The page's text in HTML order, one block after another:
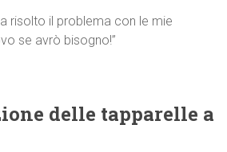
risolto il problema con le mie
se avrò bisogno!”
delle tapparelle a